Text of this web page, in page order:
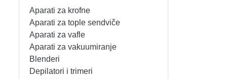
APARATI ZA KROFNE
APARATI ZA TOPLE SENDVIČE
APARATI ZA VAFLE
FG HAUS
CEDILJKE
DEZERTNI TANJIRI
KONTAKT
+389 78 478 027
Aparati za krofne
Aparati za tople sendviče
Aparati za vafle
Aparati za vakuumiranje
Blenderi
Depilatori i trimeri